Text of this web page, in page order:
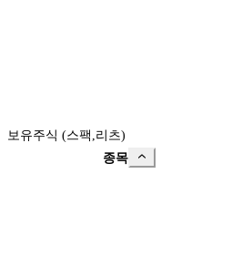
보유주식 (스팩,리츠)
종목